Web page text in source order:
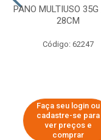
PANO MULTIUSO
28CM
Código: 62247
Faça seu login ou
cadastre-se para
ver preços e
comprar